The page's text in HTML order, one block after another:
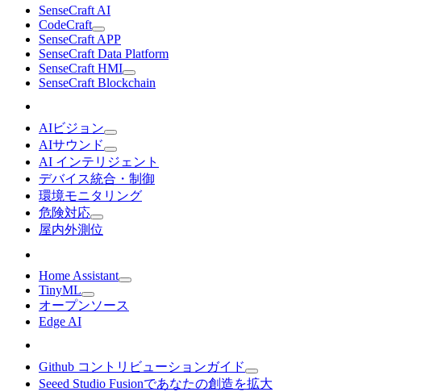
SenseCraft AI
CodeCraft
SenseCraft APP
SenseCraft Data Platform
SenseCraft HMI
SenseCraft Blockchain
AIビジョン
AIサウンド
AI インテリジェント
デバイス統合・制御
環境モニタリング
危険対応
屋内外測位
Home Assistant
TinyML
オープンソース
Edge AI
Github コントリビューションガイド
Seeed Studio Fusionであなたの創造を拡大